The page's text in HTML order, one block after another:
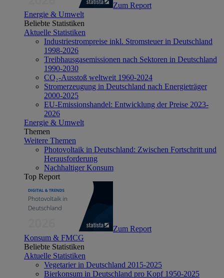
Zum Report
Energie & Umwelt
Beliebte Statistiken
Aktuelle Statistiken
Industriestrompreise inkl. Stromsteuer in Deutschland
1998-2026
Treibhausgasemissionen nach Sektoren in Deutschland
1990-2030
CO₂-Ausstoß weltweit 1960-2024
Stromerzeugung in Deutschland nach Energieträger
2000-2025
EU-Emissionshandel: Entwicklung der Preise 2023-
2026
Energie & Umwelt
Themen
Weitere Themen
Photovoltaik in Deutschland: Zwischen Fortschritt und
Herausforderung
Nachhaltiger Konsum
Top Report
Zum Report
Konsum & FMCG
Beliebte Statistiken
Aktuelle Statistiken
Vegetarier in Deutschland 2015-2025
Bierkonsum in Deutschland pro Kopf 1950-2025